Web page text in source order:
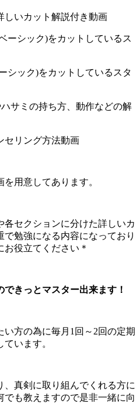
いカット解説付き動画
ーシック)をカットしているス
シック)をカットしているスタ
サミの持ち方、動作などの解
リング方法動画
用意してあります。
セクションに分けた詳しいカ
勉強になる内容になっており
お役立てください＊
きっとマスター出来ます！
い方の為に毎月1回～2回の定期
います。
真剣に取り組んでくれる方に
も教えますので是非一緒に向